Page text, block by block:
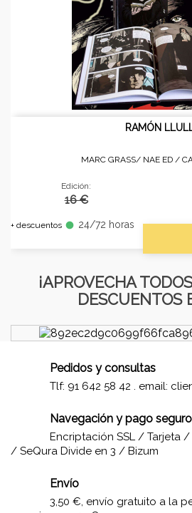
RAMÓN
MARC GRASS/ NAE ED /
Edición:
16 €
+ descuentos fiber_manual_record 24/72 horas
¡APROVECHA
DESCUENTOS
Pedidos y consultas
Tlf: 91 642 58 42 . email:
Navegación y pago
Encriptación SSL / Tarjeta
/ SeQura Divide en 3 / Bizum
Envío
3,50 €, envío gratuito a la